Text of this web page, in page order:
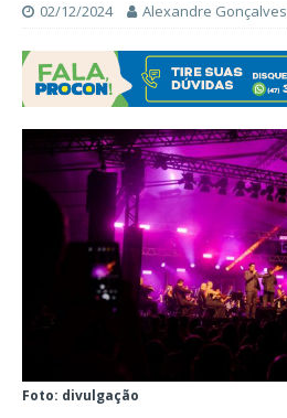
02/12/2024 Alexandre Gonçalves
Foto: divulgação